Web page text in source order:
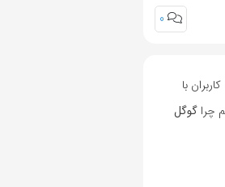
0
با
چراگوگل